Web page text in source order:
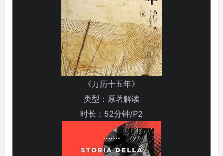
《万历十五年》
类型：原著解读
时长：52分钟/P2